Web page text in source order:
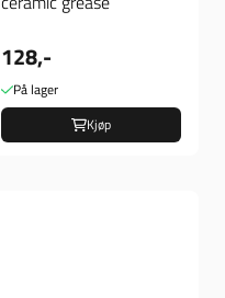
128,-
På lager
Kjøp